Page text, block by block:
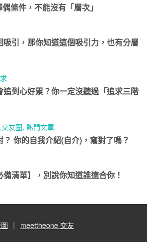
條件，不能沒有「層次」
引，那你知道這個吸引力，也有分層
追到心好累？你一定沒聽過「追求三階
友圈, 熱門文章
你的自我介紹(自介)，寫對了嗎？
清單】，別說你知道誰適合你！
｜ meettheone 交友